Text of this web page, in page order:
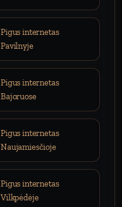
Pigus internetas
Pavilnyje
Pigus internetas
Bajoruose
Pigus internetas
Naujamiesčioje
Pigus internetas
Vilkpėdėje